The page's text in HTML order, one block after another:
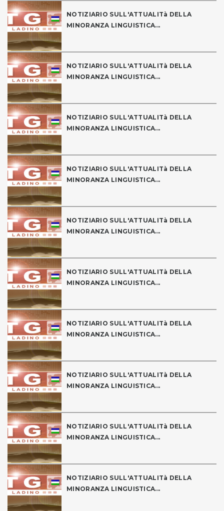
NOTIZIARIO SULL'ATTUALITà DELLA
MINORANZA LINGUISTICA...
NOTIZIARIO SULL'ATTUALITà DELLA
MINORANZA LINGUISTICA...
NOTIZIARIO SULL'ATTUALITà DELLA
MINORANZA LINGUISTICA...
NOTIZIARIO SULL'ATTUALITà DELLA
MINORANZA LINGUISTICA...
NOTIZIARIO SULL'ATTUALITà DELLA
MINORANZA LINGUISTICA...
NOTIZIARIO SULL'ATTUALITà DELLA
MINORANZA LINGUISTICA...
NOTIZIARIO SULL'ATTUALITà DELLA
MINORANZA LINGUISTICA...
NOTIZIARIO SULL'ATTUALITà DELLA
MINORANZA LINGUISTICA...
NOTIZIARIO SULL'ATTUALITà DELLA
MINORANZA LINGUISTICA...
NOTIZIARIO SULL'ATTUALITà DELLA
MINORANZA LINGUISTICA...